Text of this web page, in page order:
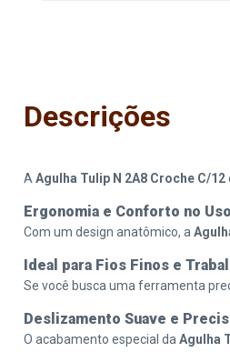
Descrições
A Agulha Tulip N 2A8 Croche C/12
Ergonomia e Conforto no Uso
Com um design anatômico, a
Ideal para Fios Finos e
Se você busca uma ferramenta
Deslizamento Suave e
O acabamento especial da Agulha